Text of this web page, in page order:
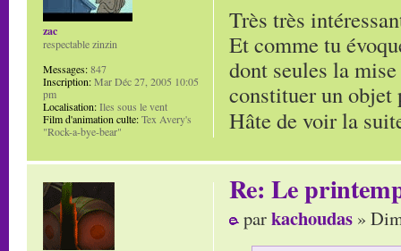
Très très
Et comme tu
dont seules la
constituer un objet
Hâte de voir la
zac
respectable zinzin
Messages:847
Inscription:Mar Déc 27, 2005 10:05
pm
Localisation:Iles sous le vent
Film d'animation culte:Tex Avery's
"Rock-a-bye-bear"
Re: Le
parkachoudas »